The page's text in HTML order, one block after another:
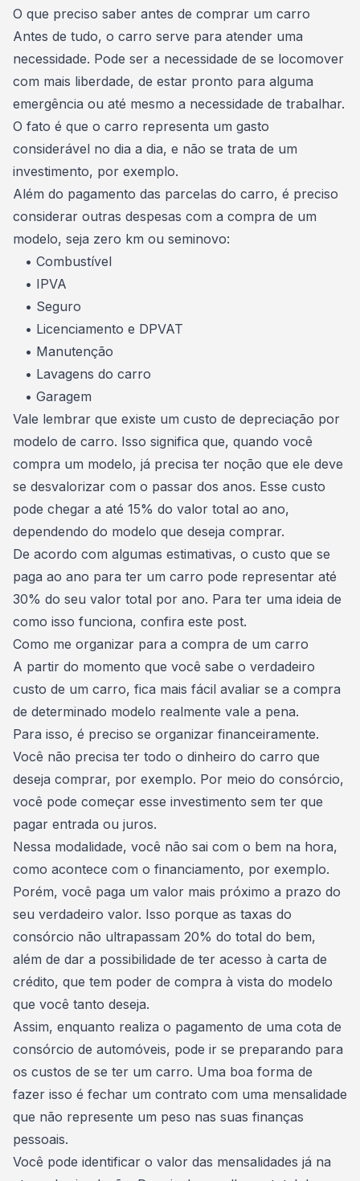
O que preciso saber antes de comprar um carro
Antes de tudo, o carro serve para atender uma
necessidade. Pode ser a necessidade de se locomover
com mais liberdade, de estar pronto para alguma
emergência ou até mesmo a necessidade de trabalhar.
O fato é que o carro representa um gasto
considerável no dia a dia, e não se trata de um
investimento, por exemplo.
Além do pagamento das parcelas do carro, é preciso
considerar outras despesas com a compra de um
modelo, seja zero km ou seminovo:
• Combustível
• IPVA
• Seguro
• Licenciamento e DPVAT
• Manutenção
• Lavagens do carro
• Garagem
Vale lembrar que existe um custo de depreciação por
modelo de carro. Isso significa que, quando você
compra um modelo, já precisa ter noção que ele deve
se desvalorizar com o passar dos anos. Esse custo
pode chegar a até 15% do valor total ao ano,
dependendo do modelo que deseja comprar.
De acordo com algumas estimativas, o custo que se
paga ao ano para ter um carro pode representar até
30% do seu valor total por ano. Para ter uma ideia de
como isso funciona, confira este post.
Como me organizar para a compra de um carro
A partir do momento que você sabe o verdadeiro
custo de um carro, fica mais fácil avaliar se a compra
de determinado modelo realmente vale a pena.
Para isso, é preciso se organizar financeiramente.
Você não precisa ter todo o dinheiro do carro que
deseja comprar, por exemplo. Por meio do consórcio,
você pode começar esse investimento sem ter que
pagar entrada ou juros.
Nessa modalidade, você não sai com o bem na hora,
como acontece com o financiamento, por exemplo.
Porém, você paga um valor mais próximo a prazo do
seu verdadeiro valor. Isso porque as taxas do
consórcio não ultrapassam 20% do total do bem,
além de dar a possibilidade de ter acesso à carta de
crédito, que tem poder de compra à vista do modelo
que você tanto deseja.
Assim, enquanto realiza o pagamento de uma cota de
consórcio de automóveis, pode ir se preparando para
os custos de se ter um carro. Uma boa forma de
fazer isso é fechar um contrato com uma mensalidade
que não represente um peso nas suas finanças
pessoais.
Você pode identificar o valor das mensalidades já na